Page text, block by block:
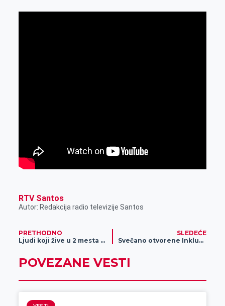
RTV Santos
Autor: Redakcija radio televizije Santos
PRETHODNO
Ljudi koji žive u 2 mesta kompletno ostaju bez struje 5 sati
SLEDEĆE
Svečano otvorene Inkluzivne igre bez granica
POVEZANE VESTI